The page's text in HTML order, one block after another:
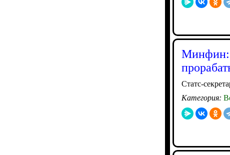
Минфин:
Статс-
Категория: